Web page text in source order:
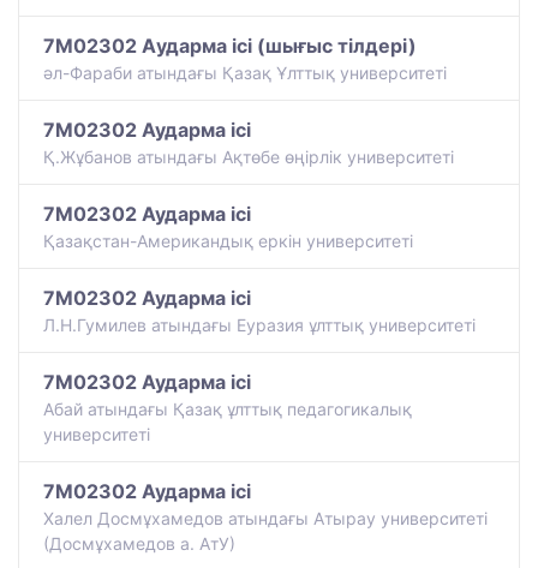
7M02302 Aударма ісі (шығыс тілдері)
әл-Фараби атындағы Қазақ Ұлттық университеті
7M02302 Аударма ісі
Қ.Жұбанов атындағы Ақтөбе өңірлік университеті
7M02302 Аударма ісі
Қазақстан-Американдық еркін университеті
7M02302 Аударма ісі
Л.Н.Гумилев атындағы Еуразия ұлттық университеті
7M02302 Аударма ісі
Абай атындағы Қазақ ұлттық педагогикалық
университеті
7M02302 Аударма ісі
Халел Досмұхамедов атындағы Атырау университеті
(Досмұхамедов а. АтУ)